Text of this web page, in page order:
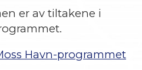
er av tiltakene i
Havn-programmet